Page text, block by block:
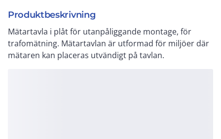
Produktbeskrivning
Mätartavla i plåt för utanpåliggande montage, för
trafomätning. Mätartavlan är utformad för miljöer där
mätaren kan placeras utvändigt på tavlan.